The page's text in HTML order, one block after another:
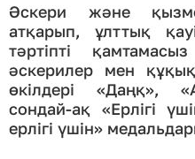
Әскери және
атқарып, ұлттық
тәртіпті
әскерилер мен
өкілдері «Даңқ»,
сондай-ақ «Ерлігі
ерлігі үшін»